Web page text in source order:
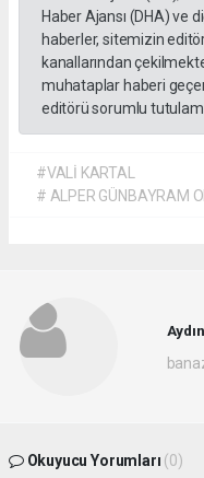
Haber Ajansı (DHA) ve
haberler, sitemizin
kanallarından
muhataplar haberi
editörü sorumlu
#VALİ KARTAL
# ALPER GÜNBAYRAM
Okuyucu Yorumları (0)